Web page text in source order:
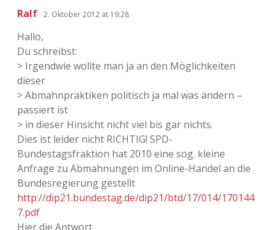
Ralf 2. Oktober 2012 at 19:28
Hallo,
Du schreibst:
> Irgendwie wollte man ja an den Möglichkeiten
dieser
> Abmahnpraktiken politisch ja mal was ändern –
passiert ist
> in dieser Hinsicht nicht viel bis gar nichts.
Dies ist leider nicht RICHTIG! SPD-
Bundestagsfraktion hat 2010 eine sog. kleine
Anfrage zu Abmahnungen im Online-Handel an die
Bundesregierung gestellt
http://dip21.bundestag.de/dip21/btd/17/014/170144
7.pdf
Hier die Antwort